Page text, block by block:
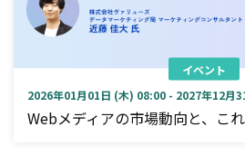
イベント
2026年01月01日 (木) 08:00 - 2027年12月
Webメディアの市場動向と、こ